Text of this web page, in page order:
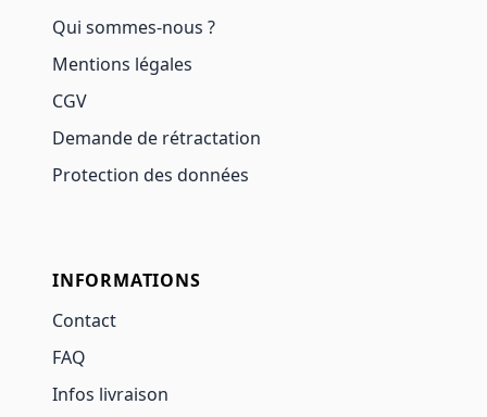
Qui sommes-nous ?
Mentions légales
CGV
Demande de rétractation
Protection des données
INFORMATIONS
Contact
FAQ
Infos livraison